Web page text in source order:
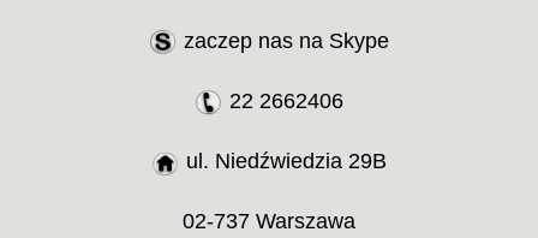
zaczep nas na Skype
22 2662406
ul. Niedźwiedzia 29B
02-737 Warszawa